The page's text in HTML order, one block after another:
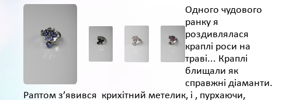
Одного чудового
ранку я
роздивлялася
краплі роси на
траві... Краплі
блищали як
справжні діаманти.
Раптом з’явився крихітний метелик, і , пурхаючи,